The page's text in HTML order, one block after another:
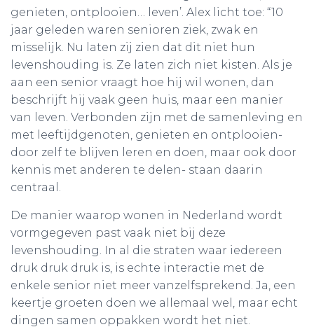
genieten, ontplooien… leven’. Alex licht toe: “10
jaar geleden waren senioren ziek, zwak en
misselijk. Nu laten zij zien dat dit niet hun
levenshouding is. Ze laten zich niet kisten. Als je
aan een senior vraagt hoe hij wil wonen, dan
beschrijft hij vaak geen huis, maar een manier
van leven. Verbonden zijn met de samenleving en
met leeftijdgenoten, genieten en ontplooien-
door zelf te blijven leren en doen, maar ook door
kennis met anderen te delen- staan daarin
centraal.
De manier waarop wonen in Nederland wordt
vormgegeven past vaak niet bij deze
levenshouding. In al die straten waar iedereen
druk druk druk is, is echte interactie met de
enkele senior niet meer vanzelfsprekend. Ja, een
keertje groeten doen we allemaal wel, maar echt
dingen samen oppakken wordt het niet.